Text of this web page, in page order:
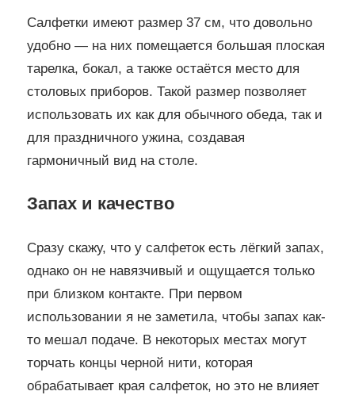
Салфетки имеют размер 37 см, что довольно
удобно — на них помещается большая плоская
тарелка, бокал, а также остаётся место для
столовых приборов. Такой размер позволяет
использовать их как для обычного обеда, так и
для праздничного ужина, создавая
гармоничный вид на столе.
Запах и качество
Сразу скажу, что у салфеток есть лёгкий запах,
однако он не навязчивый и ощущается только
при близком контакте. При первом
использовании я не заметила, чтобы запах как-
то мешал подаче. В некоторых местах могут
торчать концы черной нити, которая
обрабатывает края салфеток, но это не влияет